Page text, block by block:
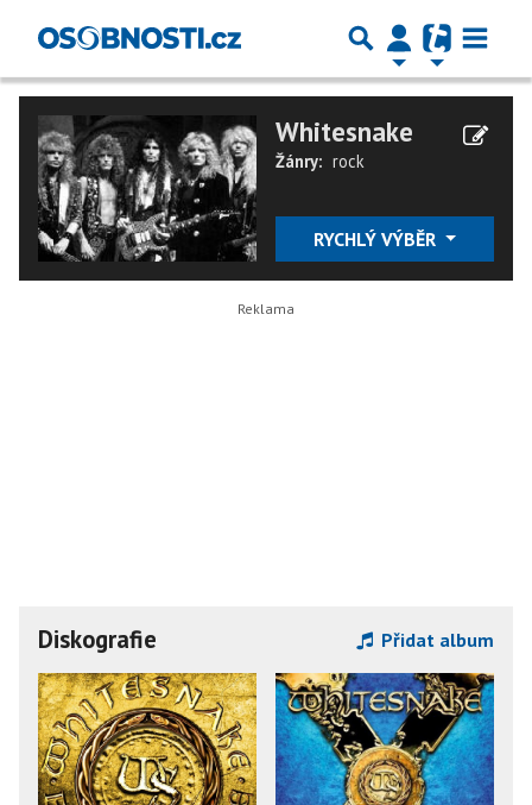
Whitesnake
Žánry: rock
RYCHLÝ VÝBĚR
Diskografie Přidat album